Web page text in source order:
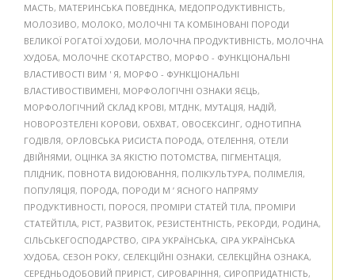
МАСТЬ, МАТЕРИНСЬКА ПОВЕДІНКА, МЕДОПРОДУКТИВНІСТЬ,
МОЛОЗИВО, МОЛОКО, МОЛОЧНІ ТА КОМБІНОВАНІ ПОРОДИ
ВЕЛИКОЇ РОГАТОЇ ХУДОБИ, МОЛОЧНА ПРОДУКТИВНІСТЬ, МОЛОЧНА
ХУДОБА, МОЛОЧНЕ СКОТАРСТВО, МОРФО - ФУНКЦІОНАЛЬНІ
ВЛАСТИВОСТІ ВИМ ' Я, МОРФО - ФУНКЦІОНАЛЬНІ
ВЛАСТИВОСТІВИМЕНІ, МОРФОЛОГІЧНІ ОЗНАКИ ЯЄЦЬ,
МОРФОЛОГІЧНИЙ СКЛАД КРОВІ, МТДНК, МУТАЦІЯ, НАДІЙ,
НОВОРОЗТЕЛЕНІ КОРОВИ, ОБХВАТ, ОВОСЕКСИНГ, ОДНОТИПНА
ГОДІВЛЯ, ОРЛОВСЬКА РИСИСТА ПОРОДА, ОТЕЛЕННЯ, ОТЕЛИ
ДВІЙНЯМИ, ОЦІНКА ЗА ЯКІСТЮ ПОТОМСТВА, ПІГМЕНТАЦІЯ,
ПЛІДНИК, ПОВНОТА ВИДОЮВАННЯ, ПОЛІКУЛЬТУРА, ПОЛІМЕЛІЯ,
ПОПУЛЯЦІЯ, ПОРОДА, ПОРОДИ М ’ ЯСНОГО НАПРЯМУ
ПРОДУКТИВНОСТІ, ПОРОСЯ, ПРОМІРИ СТАТЕЙ ТІЛА, ПРОМІРИ
СТАТЕЙТІЛА, РІСТ, РАЗВИТОК, РЕЗИСТЕНТНІСТЬ, РЕКОРДИ, РОДИНА,
СІЛЬСЬКЕГОСПОДАРСТВО, СІРА УКРАЇНСЬКА, СІРА УКРАЇНСЬКА
ХУДОБА, СЕЗОН РОКУ, СЕЛЕКЦІЙНІ ОЗНАКИ, СЕЛЕКЦІЙНА ОЗНАКА,
СЕРЕДНЬОДОБОВИЙ ПРИРІСТ, СИРОВАРІННЯ, СИРОПРИДАТНІСТЬ,